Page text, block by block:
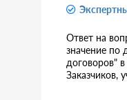
Ответ на
значение по
договоров"
Заказчиков,